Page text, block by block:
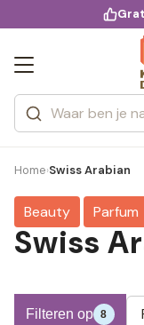
Zoeken
Categorieën
Merken
Home›Swiss Arabian
Beauty Parfum
Swiss
Filteren op 8